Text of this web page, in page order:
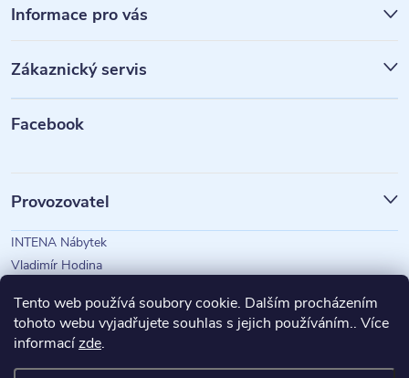
Tento web používá soubory cookie. Dalším procházením
tohoto webu vyjadřujete souhlas s jejich používáním.. Více
informacízde.
á
p
a
Informace pro vás
Zákaznický servis
Facebook
Provozovatel
INTENA Nábytek
Vladimír Hodina